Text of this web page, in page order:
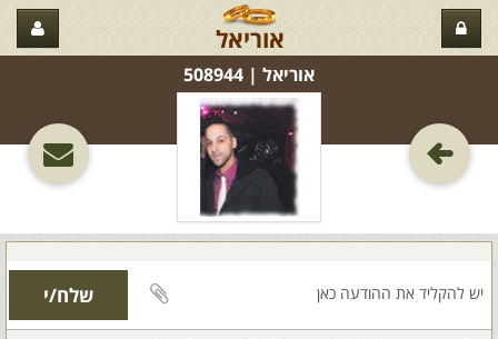
אוריאל
אוריאל‏ | 508944